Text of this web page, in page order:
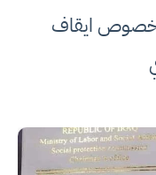
بخصوص ايقاف